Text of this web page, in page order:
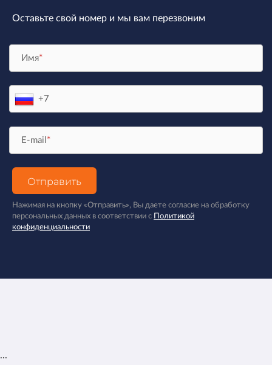
Оставьте свой номер и мы вам перезвоним
Имя*
E-mail *
Отправить
Нажимая на кнопку «Отправить», Вы даете согласие на обработку
персональных данных в соответствии с
Политикой
конфиденциальности
...